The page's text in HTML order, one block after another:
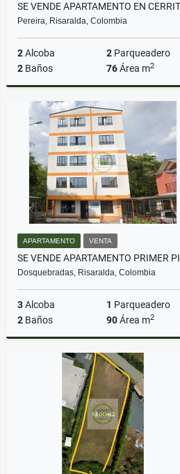
Pereira, Risaralda, Colombia
2Alcoba 2 Parqueadero
2 Baños 76Área m2
$580.000.000
APARTAMENTO VENTA
Dosquebradas, Risaralda, Colombia
3Alcoba 1 Parqueadero
2 Baños 90Área m2
$280.000.000